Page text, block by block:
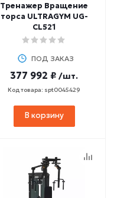
Тренажер Вращение
торса ULTRAGYM UG-
CL521
ПОД ЗАКАЗ
377 992 ₽ /шт.
Код товара: spt0045429
В корзину